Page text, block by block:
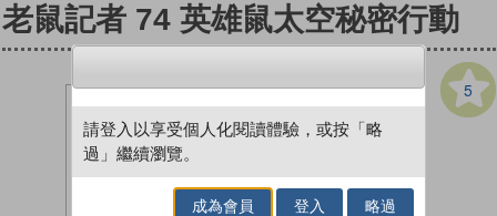
老鼠記者 74 英雄鼠太空秘密行動
5
請登入以享受個人化閱讀體驗，或按「略
過」繼續瀏覽。
成為會員 登入 略過